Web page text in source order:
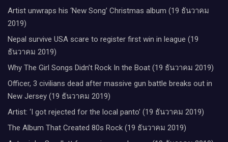
Artist unwraps his ‘New Song’ Christmas album (19 ธันวาคม
2019)
Nepal survive USA scare to register first win in league (19
ธันวาคม 2019)
Why The Girl Songs Didn’t Rock In the Boat (19 ธันวาคม 2019)
Officer, 3 civilians dead after massive gun battle breaks out in
New Jersey (19 ธันวาคม 2019)
Artist: ‘I got rejected for the local panto’ (19 ธันวาคม 2019)
The Album That Created 80s Rock (19 ธันวาคม 2019)